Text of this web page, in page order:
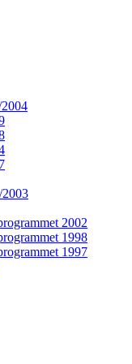
2002
1998
1997